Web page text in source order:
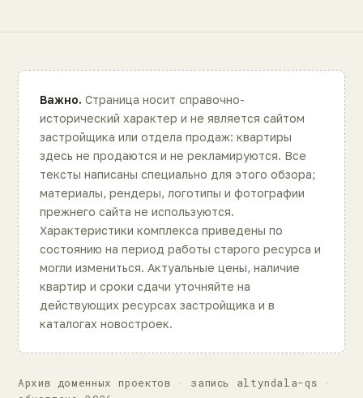
Важно. Страница носит справочно-
исторический характер и не является сайтом
застройщика или отдела продаж: квартиры
здесь не продаются и не рекламируются. Все
тексты написаны специально для этого обзора;
материалы, рендеры, логотипы и фотографии
прежнего сайта не используются.
Характеристики комплекса приведены по
состоянию на период работы старого ресурса и
могли измениться. Актуальные цены, наличие
квартир и сроки сдачи уточняйте на
действующих ресурсах застройщика и в
каталогах новостроек.
Архив доменных проектов · запись altyndala-qs ·